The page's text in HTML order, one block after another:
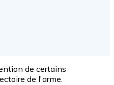
de certains
de l'arme.